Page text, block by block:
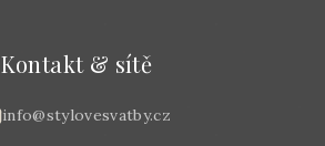
Kontakt & sítě
info@stylovesvatby.cz